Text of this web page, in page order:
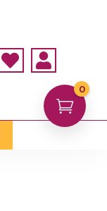
 

0